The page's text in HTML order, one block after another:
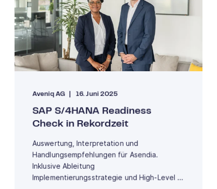
Aveniq AG 16. Juni 2025
SAP S/4HANA Readiness
Check in Rekordzeit
Auswertung, Interpretation und
Handlungsempfehlungen für Asendia.
Inklusive Ableitung
Implementierungsstrategie und High-Level ...